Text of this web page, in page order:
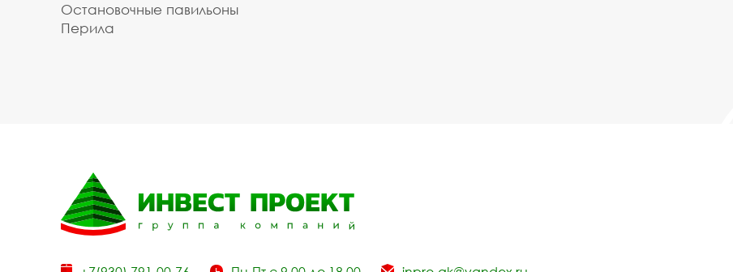
Остановочные павильоны
Перила